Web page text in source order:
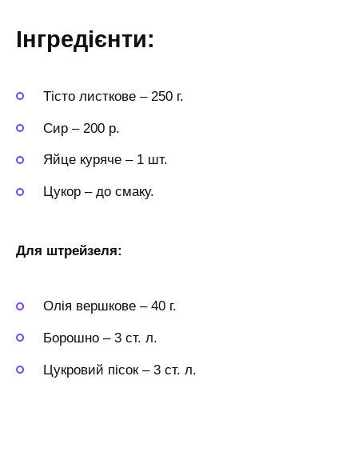
Інгредієнти:
Тісто листкове – 250 г.
Сир – 200 р.
Яйце куряче – 1 шт.
Цукор – до смаку.
Для штрейзеля:
Олія вершкове – 40 г.
Борошно – 3 ст. л.
Цукровий пісок– 3 ст. л.